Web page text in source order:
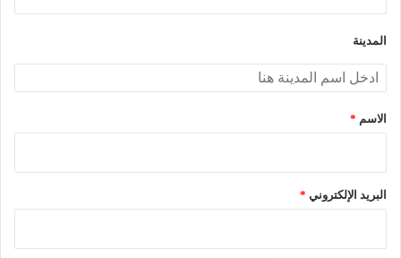
المدينة
الاسم *
البريد الإلكتروني *